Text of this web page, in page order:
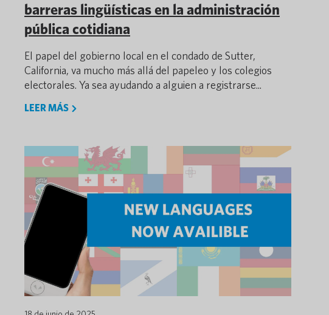
barreras lingüísticas en la administración
pública cotidiana
El papel del gobierno local en el condado de Sutter,
California, va mucho más allá del papeleo y los colegios
electorales. Ya sea ayudando a alguien a registrarse...
LEER MÁS